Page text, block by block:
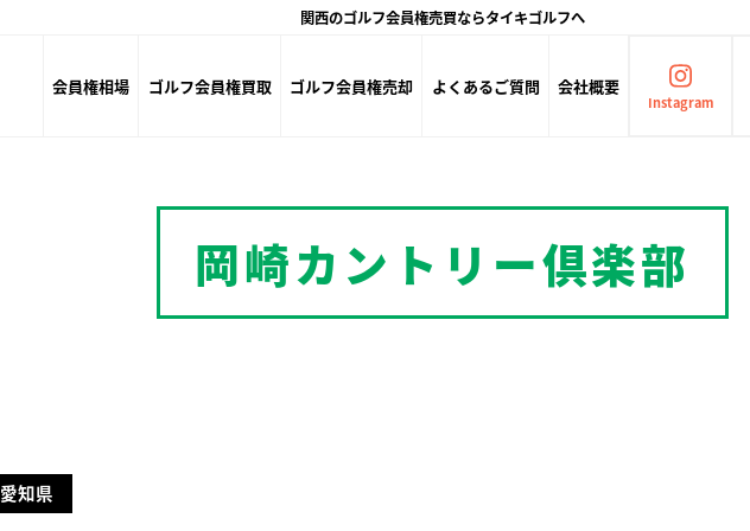
関西のゴルフ会員権売買ならタイキゴルフへ
会員権相場 ゴルフ会員権買取 ゴルフ会員権売却 よくあるご質問 会社概要
Instagram
岡崎カントリー倶楽部
愛知県